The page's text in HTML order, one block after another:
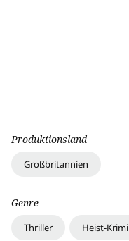
Produktionsland
Großbritannien
Genre
Thriller Heist-Krimi